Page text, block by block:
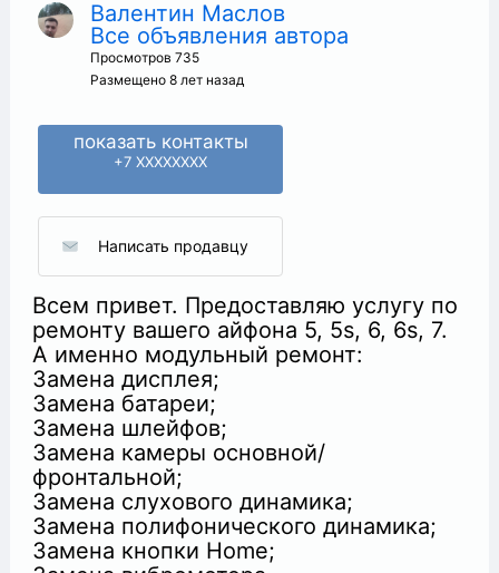
+
Валентин Маслов
Все объявления автора
Просмотров 735
Размещено 8 лет назад
показать контакты
+7 XXXXXXXX
Написать продавцу
Всем привет. Предоставляю услугу по
ремонту вашего айфона 5, 5s, 6, 6s, 7.
А именно модульный ремонт:
Замена дисплея;
Замена батареи;
Замена шлейфов;
Замена камеры основной/
фронтальной;
Замена слухового динамика;
Замена полифонического динамика;
Замена кнопки Home;